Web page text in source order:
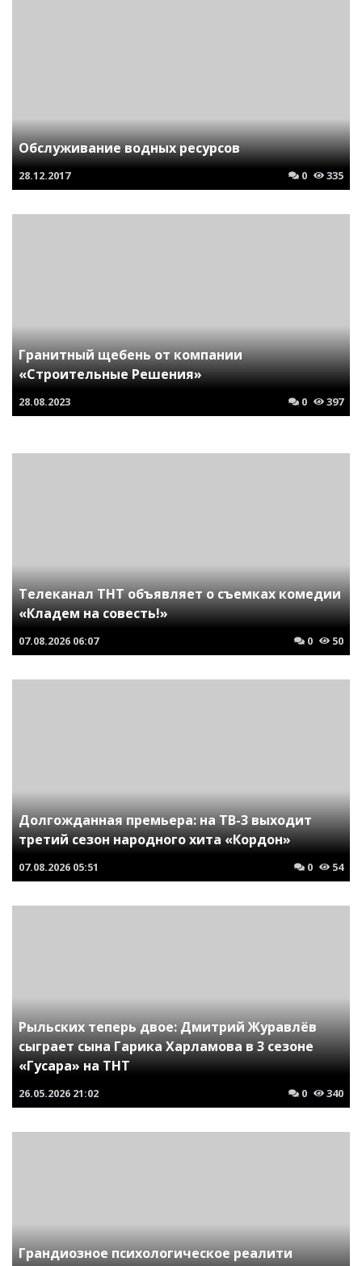
Обслуживание водных ресурсов
28.12.2017 0 335
Гранитный щебень от компании
«Строительные Решения»
28.08.2023 0 397
Телеканал ТНТ объявляет о съемках комедии
«Кладем на совесть!»
07.08.2026 06:07 0 50
Долгожданная премьера: на ТВ-3 выходит
третий сезон народного хита «Кордон»
07.08.2026 05:51 0 54
Рыльских теперь двое: Дмитрий Журавлёв
сыграет сына Гарика Харламова в 3 сезоне
«Гусара» на ТНТ
26.05.2026 21:02 0 340
Грандиозное психологическое реалити